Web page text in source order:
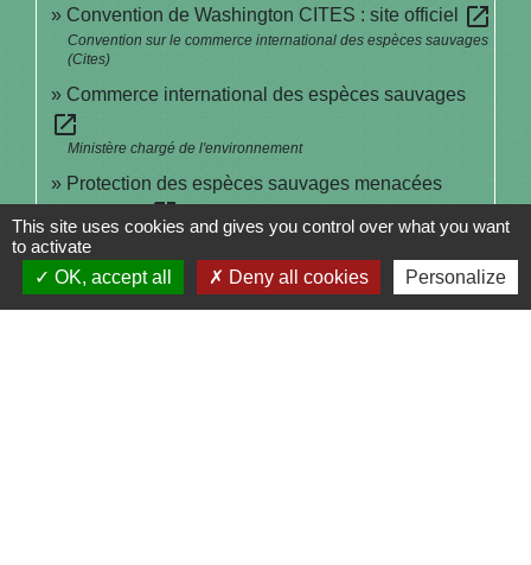
Convention de Washington CITES : site officiel open_in_new
Convention sur le commerce international des espèces sauvages
(Cites)
Commerce international des espèces sauvages
open_in_new
Ministère chargé de l'environnement
Protection des espèces sauvages menacées
open_in_new
Ministère chargé de l'économie
Avec la douane, protégez les espèces sauvages
menacéesopen_in_new
This site uses cookies and gives you control over what you want
to activate
OK, accept all
Deny all cookies Personalize